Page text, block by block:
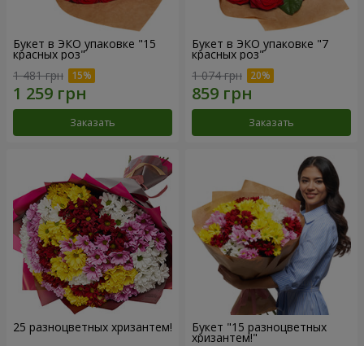
Букет в ЭКО упаковке "15
красных роз"
1 481 грн
Заказать
Букет в ЭКО упаковке "7
красных роз"
1 074 грн
Заказать
25 разноцветных хризантем! Букет "15 разноцветных
хризантем!"